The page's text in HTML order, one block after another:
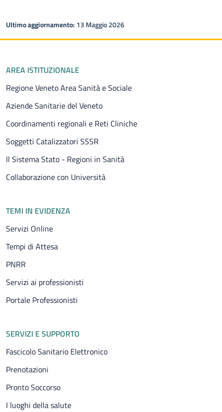
Ultimo aggiornamento: 13 Maggio 2026
Piè di pagina
AREA ISTITUZIONALE
Regione Veneto Area Sanità e Sociale
Aziende Sanitarie del Veneto
Coordinamenti regionali e Reti Cliniche
Soggetti Catalizzatori SSSR
Il Sistema Stato - Regioni in Sanità
Collaborazione con Università
TEMI IN EVIDENZA
Servizi Online
Tempi di Attesa
PNRR
Servizi ai professionisti
Portale Professionisti
SERVIZI E SUPPORTO
Fascicolo Sanitario Elettronico
Prenotazioni
Pronto Soccorso
I luoghi della salute